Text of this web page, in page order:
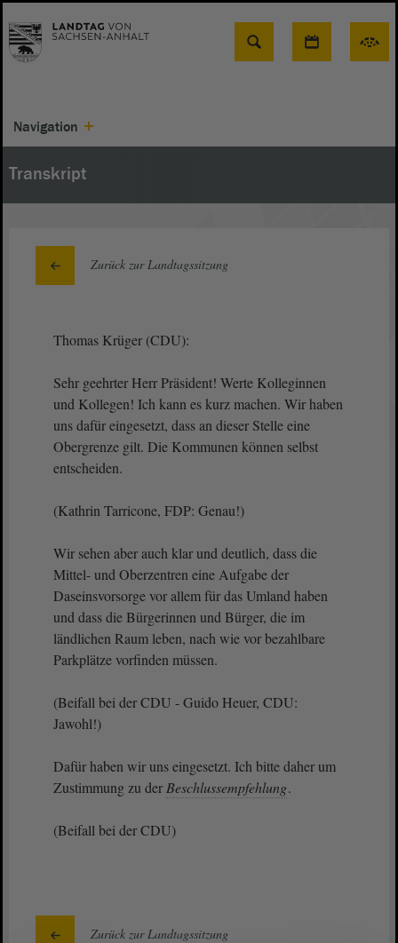
Suche
Navigation
Transkript
Zurück zur Landtagssitzung
Thomas Krüger (CDU):
Sehr geehrter Herr Präsident! Werte Kolleginnen
und Kollegen! Ich kann es kurz machen. Wir haben
uns dafür eingesetzt, dass an dieser Stelle eine
Obergrenze gilt. Die Kommunen können selbst
entscheiden.
(Kathrin Tarricone, FDP: Genau!)
Wir sehen aber auch klar und deutlich, dass die
Mittel- und Oberzentren eine Aufgabe der
Daseinsvorsorge vor allem für das Umland haben
und dass die Bürgerinnen und Bürger, die im
ländlichen Raum leben, nach wie vor bezahlbare
Parkplätze vorfinden müssen.
(Beifall bei der CDU - Guido Heuer, CDU:
Jawohl!)
Dafür haben wir uns eingesetzt. Ich bitte daher um
Zustimmung zu der Beschlussempfehlung.
(Beifall bei der CDU)
Zurück zur Landtagssitzung